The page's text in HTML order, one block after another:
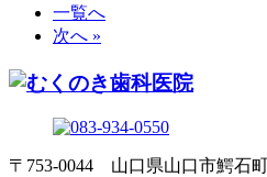
一覧へ
次へ »
〒753-0044 山口県山口市鰐石